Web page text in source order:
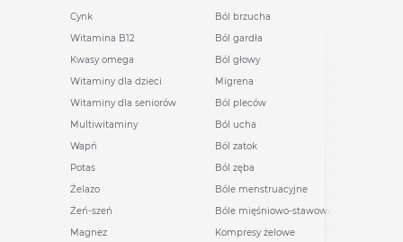
Cynk
Witamina B12
Kwasy omega
Witaminy dla dzieci
Witaminy dla seniorów
Multiwitaminy
Wapń
Potas
Żelazo
Żeń-szeń
Magnez
Ból brzucha
Ból gardła
Ból głowy
Migrena
Ból pleców
Ból ucha
Ból zatok
Ból zęba
Bóle menstruacyjne
Bóle mięśniowo-stawowe
Kompresy żelowe